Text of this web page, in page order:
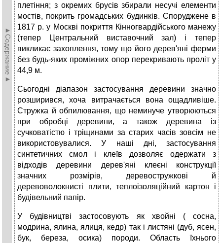
►Содержание►
плетіння; з окремих брусів збирали несучі елементи
мостів, покрить громадських будинків. Споруджене в
1817 р. у Москві покриття Кінногвардійського манежу
(тепер Центральний виставочний зал) і тепер
викликає захоплення, тому що його дерев'яні ферми
без будь-яких проміжних опор перекривають проліт у
44,9 м.
Сьогодні діапазон застосування деревини значно
розширився, хоча витрачається вона ощадливіше.
Стружка й обпилювання, що неминуче утворюються
при обробці деревини, а також деревина із
сучковатістю і тріщинами за старих часів зовсім не
використовувалися. У наші дні, застосування
синтетичних смол і клеїв дозволяє одержати з
відходів деревини дерев'яні клеєні конструкції
значних розмірів, деревостружкові й
деревоволокнисті плити, теплоізоляційний картон і
будівельний папір.
У будівництві застосовують як хвойні ( сосна,
модрина, ялина, ялиця, кедр) так і листяні (дуб, ясен,
бук, береза, осика) породи. Область їхнього